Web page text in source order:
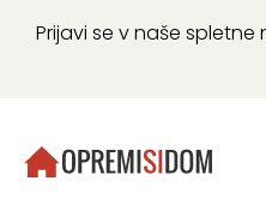
Prijavi se v naše